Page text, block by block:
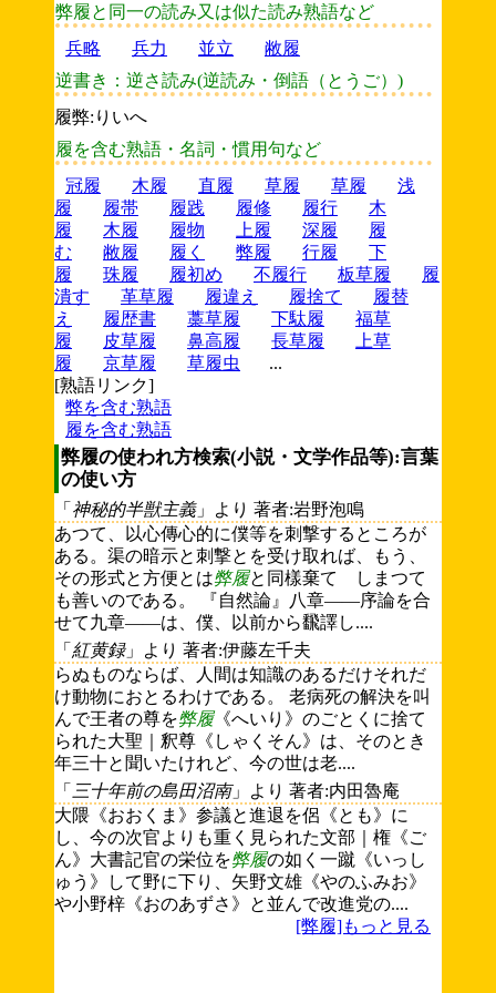
弊履と同一の読み又は似た読み熟語など
兵略
兵力 並立
敝履
逆書き：逆さ読み(逆読み・倒語（とうご）)
履弊:りいへ
履を含む熟語・名詞・慣用句など
冠履
木履 直履 草履 草履
浅
履
履帯 履践 履修 履行
木
履
木履 履物 上履 深履
履
む
敝履 履く 弊履 行履
下
履
珠履 履初め 不履行 板草履
履
潰す
革草履 履違え 履捨て
履替
え
履歴書 藁草履 下駄履
福草
履
皮草履 鼻高履 長草履
上草
履
京草履 草履虫
...
[熟語リンク]
弊を含む熟語
履を含む熟語
弊履の使われ方検索(小説・文学作品等):言葉
の使い方
「 神秘的半獣主義」より 著者:岩野泡鳴
あつて、以心傳心的に僕等を刺撃するところが
ある。渠の暗示と刺撃とを受け取れば、もう、
その形式と方便とは弊履と同樣棄てゝしまつて
も善いのである。 『自然論』八章――序論を合
せて九章――は、僕、以前から飜譯し....
「 紅黄録」より 著者:伊藤左千夫
らぬものならば、人間は知識のあるだけそれだ
け動物におとるわけである。 老病死の解決を叫
んで王者の尊を弊履《へいり》のごとくに捨て
られた大聖｜釈尊《しゃくそん》は、そのとき
年三十と聞いたけれど、今の世は老....
「 三十年前の島田沼南」より 著者:内田魯庵
大隈《おおくま》参議と進退を侶《とも》に
し、今の次官よりも重く見られた文部｜権《ご
ん》大書記官の栄位を弊履の如く一蹴《いっし
ゅう》して野に下り、矢野文雄《やのふみお》
や小野梓《おのあずさ》と並んで改進党の....
[弊履]もっと見る